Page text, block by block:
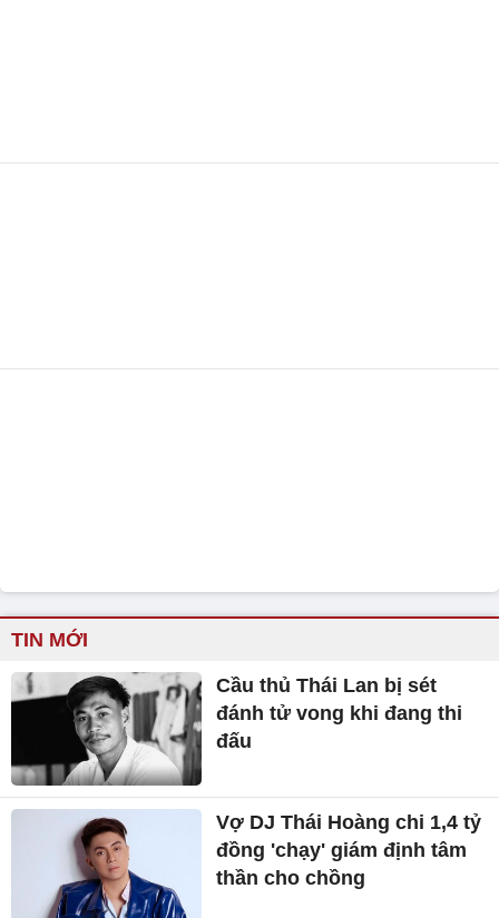
TIN MỚI
Cầu thủ Thái Lan bị sét
đánh tử vong khi đang thi
đấu
Vợ DJ Thái Hoàng chi 1,4 tỷ
đồng 'chạy' giám định tâm
thần cho chồng